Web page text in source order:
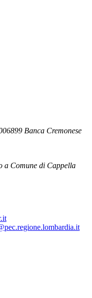
Banca Cremonese
a Comune di Cappella